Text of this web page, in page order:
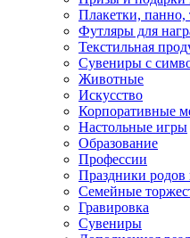
Плакетки, панно,
Футляры для
Текстильная
Сувениры с
Животные
Искусство
Корпоративные
Настольные игры
Образование
Профессии
Праздники родов
Семейные
Гравировка
Сувениры